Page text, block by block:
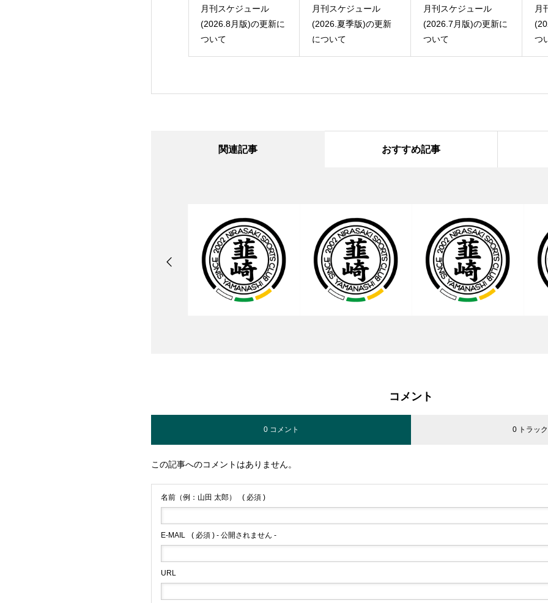
月刊スケジュール
(2026.夏季版)の更新
について
月刊スケジュール
(2026.7月版)の更新に
ついて
月刊スケジュール
(2026.6月版)の更新に
ついて
月
つ
関連記事 おすすめ記事
コメント
0 コメント 0 トラッ
この記事へのコメントはありません。
名前（例：山田 太郎） ( 必須 )
E-MAIL ( 必須 ) - 公開されません -
URL